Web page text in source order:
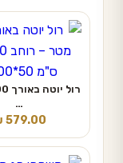
…
579.00